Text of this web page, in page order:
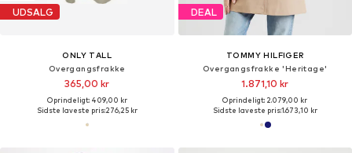
UDSALG
ONLY TALL
Overgangsfrakke
365,00 kr
Oprindeligt: 409,00 kr
Sidste laveste pris:276,25 kr
DEAL
TOMMY HILFIGER
Overgangsfrakke 'Heritage'
1.871,10 kr
Oprindeligt: 2.079,00 kr
Sidste laveste pris:1.673,10 kr